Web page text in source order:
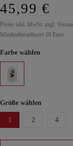
45,99 €
Preise inkl. MwSt. zzgl.
Mindestbestellwert 10 Euro
Farbe wählen
Größe wählen
1 2 4